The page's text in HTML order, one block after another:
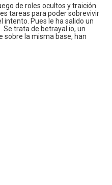
de roles ocultos y traición
tareas para poder sobrevivir
intento. Pues le ha salido un
trata de betrayal.io, un
sobre la misma base, han